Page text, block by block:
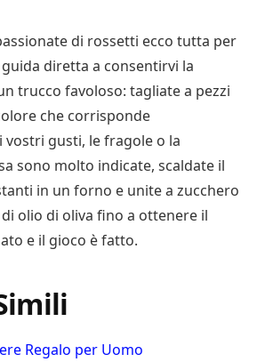
di rossetti ecco tutta per
diretta a consentirvi la
trucco favoloso: tagliate a pezzi
che corrisponde
gusti, le fragole o la
sono molto indicate, scaldate il
in un forno e unite a zucchero
olio di oliva fino a ottenere il
e il gioco è fatto.
Regalo per Uomo